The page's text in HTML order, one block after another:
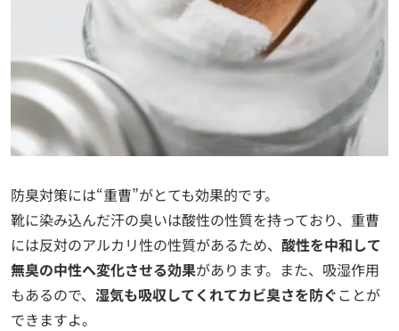
防臭対策には“重曹”がとても効果的です。
靴に染み込んだ汗の臭いは酸性の性質を持っており、重曹
には反対のアルカリ性の性質があるため、 酸性を中和して
無臭の中性へ変化させる効果があります。また、吸湿作用
もあるので、 湿気も吸収してくれてカビ臭さを防ぐことが
できますよ。